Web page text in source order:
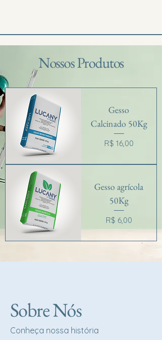
Nossos Produtos
Gesso
Calcinado 50Kg
Preço
R$ 16,00
Gesso agrícola
50Kg
Preço
R$ 6,00
Sobre Nós
Conheça nossa história